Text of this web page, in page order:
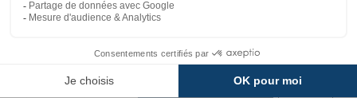
Disponibilité :
Retrait Magasin
DISPONIBLE IMMÉDIATEMENT
DANS 4 MAGASIN(S)